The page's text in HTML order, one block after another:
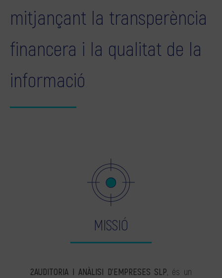
mitjançant la transperència
financera i la qualitat de la
informació
MISSIÓ
2AUDITORIA I ANÀLISI D’EMPRESES SLP, és un